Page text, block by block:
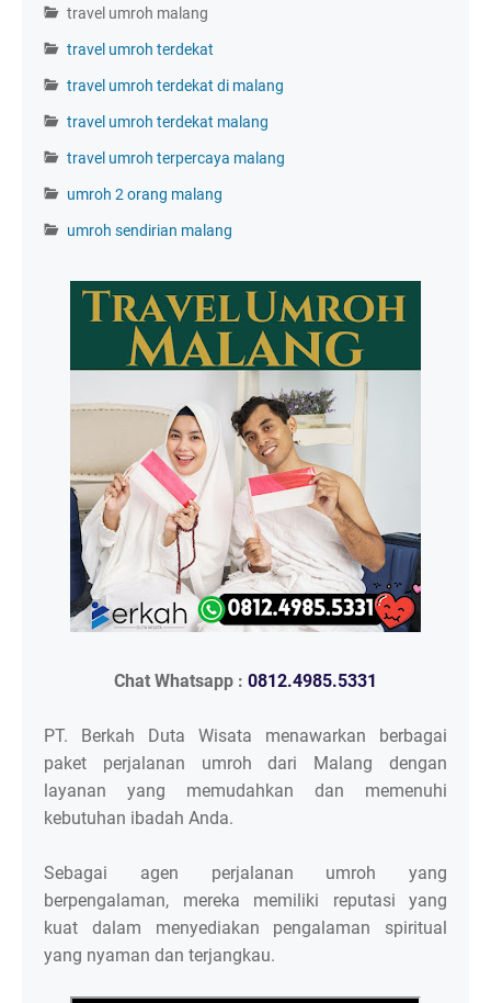
travel umroh malang
travel umroh terdekat
travel umroh terdekat di malang
travel umroh terdekat malang
travel umroh terpercaya malang
umroh 2 orang malang
umroh sendirian malang
Chat Whatsapp : 0812.4985.5331
PT. Berkah Duta Wisata menawarkan berbagai
paket perjalanan umroh dari Malang dengan
layanan yang memudahkan dan memenuhi
kebutuhan ibadah Anda.
Sebagai agen perjalanan umroh yang
berpengalaman, mereka memiliki reputasi yang
kuat dalam menyediakan pengalaman spiritual
yang nyaman dan terjangkau.